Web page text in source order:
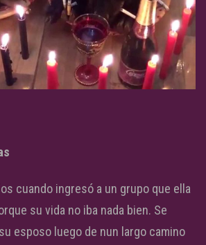
cuando ingresó a un grupo que ella
su vida no iba nada bien. Se
esposo luego de nun largo camino